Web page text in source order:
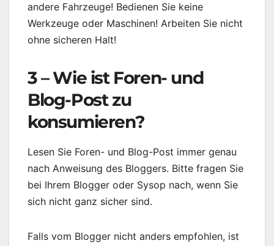
andere Fahrzeuge! Bedienen Sie keine
Werkzeuge oder Maschinen! Arbeiten Sie nicht
ohne sicheren Halt!
3 – Wie ist Foren- und
Blog-Post zu
konsumieren?
Lesen Sie Foren- und Blog-Post immer genau
nach Anweisung des Bloggers. Bitte fragen Sie
bei Ihrem Blogger oder Sysop nach, wenn Sie
sich nicht ganz sicher sind.
Falls vom Blogger nicht anders empfohlen, ist